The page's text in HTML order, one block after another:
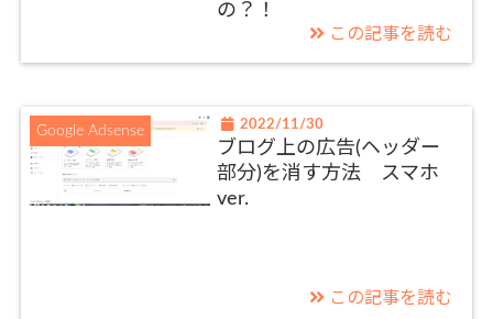
の？！
この記事を読む
Google Adsense 2022/11/30
ブログ上の広告(ヘッダー
部分)を消す方法 スマホ
ver.
この記事を読む